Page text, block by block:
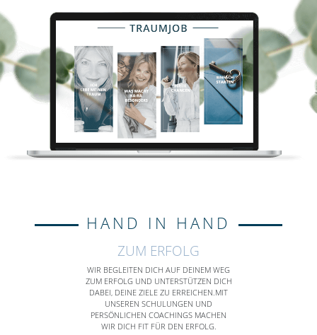
HAND IN HAND
ZUM ERFOLG
WIR BEGLEITEN DICH AUF DEINEM WEG
ZUM ERFOLG UND UNTERSTÜTZEN DICH
DABEI, DEINE ZIELE ZU ERREICHEN.MIT
UNSEREN SCHULUNGEN UND
PERSÖNLICHEN COACHINGS MACHEN
WIR DICH FIT FÜR DEN ERFOLG.